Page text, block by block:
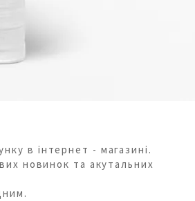
в інтернет - магазині.
новинок та акутальних